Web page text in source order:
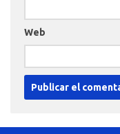
Web